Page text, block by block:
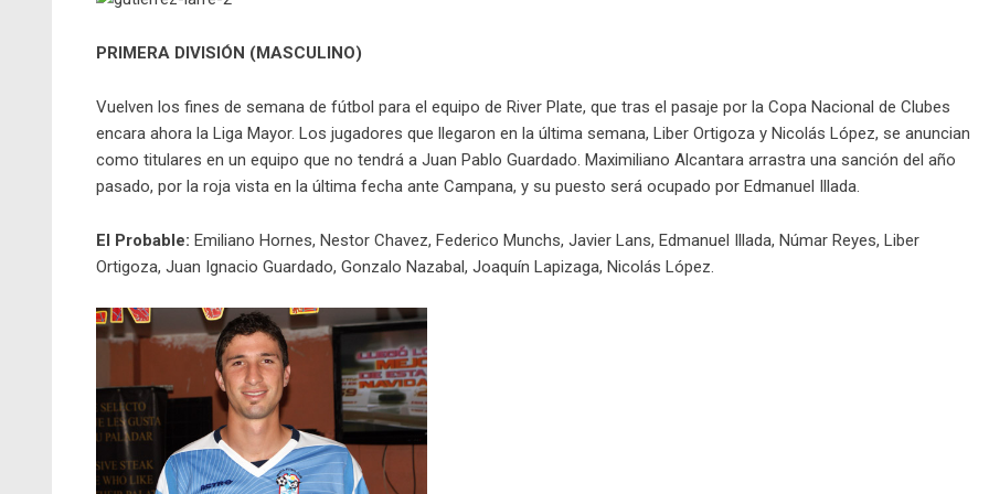
PRIMERA DIVISIÓN (MASCULINO)
Vuelven los fines de semana de fútbol para el equipo de River Plate, que tras el pasaje por la Copa Nacional de Clubes
encara ahora la Liga Mayor. Los jugadores que llegaron en la última semana, Liber Ortigoza y Nicolás López, se anuncian
como titulares en un equipo que no tendrá a Juan Pablo Guardado. Maximiliano Alcantara arrastra una sanción del año
pasado, por la roja vista en la última fecha ante Campana, y su puesto será ocupado por Edmanuel Illada.
El Probable: Emiliano Hornes, Nestor Chavez, Federico Munchs, Javier Lans, Edmanuel Illada, Númar Reyes, Liber
Ortigoza, Juan Ignacio Guardado, Gonzalo Nazabal, Joaquín Lapizaga, Nicolás López.